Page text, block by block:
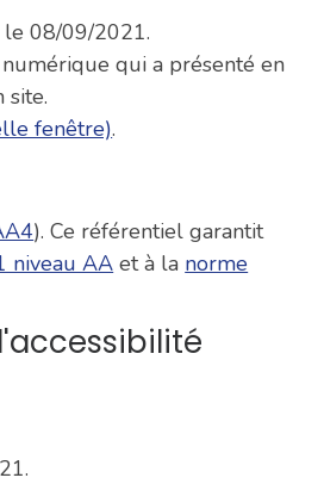
08/09/2021.
qui a présenté en
site.
fenêtre).
). Ce référentiel garantit
niveau AA et à la norme